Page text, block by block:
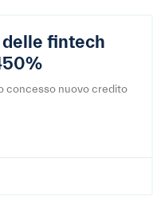
fintech
concesso nuovo credito